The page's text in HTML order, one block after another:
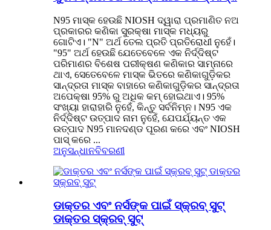
N95 ମାସ୍କ ହେଉଛି NIOSH ଦ୍ୱାରା ପ୍ରମାଣିତ ନଅ
ପ୍ରକାରର କଣିକା ସୁରକ୍ଷା ମାସ୍କ ମଧ୍ୟରୁ
ଗୋଟିଏ। "N" ଅର୍ଥ ତେଲ ପ୍ରତି ପ୍ରତିରୋଧୀ ନୁହେଁ।
"95" ଅର୍ଥ ହେଉଛି ଯେତେବେଳେ ଏକ ନିର୍ଦ୍ଦିଷ୍ଟ
ପରିମାଣର ବିଶେଷ ପରୀକ୍ଷଣ କଣିକାର ସାମ୍ନାରେ
ଥାଏ, ସେତେବେଳେ ମାସ୍କ ଭିତରେ କଣିକାଗୁଡ଼ିକର
ସାନ୍ଦ୍ରତା ମାସ୍କ ବାହାରେ କଣିକାଗୁଡ଼ିକର ସାନ୍ଦ୍ରତା
ଅପେକ୍ଷା 95% ରୁ ଅଧିକ କମ୍ ହୋଇଥାଏ। 95%
ସଂଖ୍ୟା ହାରାହାରି ନୁହେଁ, କିନ୍ତୁ ସର୍ବନିମ୍ନ। N95 ଏକ
ନିର୍ଦ୍ଦିଷ୍ଟ ଉତ୍ପାଦ ନାମ ନୁହେଁ, ଯେପର୍ଯ୍ୟନ୍ତ ଏକ
ଉତ୍ପାଦ N95 ମାନଦଣ୍ଡ ପୂରଣ କରେ ଏବଂ NIOSH
ପାସ୍ କରେ ...
ଅନୁସନ୍ଧାନବିବରଣୀ
ଡାକ୍ତର ଏବଂ ନର୍ସଙ୍କ ପାଇଁ ସ୍କ୍ରବ୍ ସୁଟ୍
ଡାକ୍ତର ସ୍କ୍ରବ୍ ସୁଟ୍